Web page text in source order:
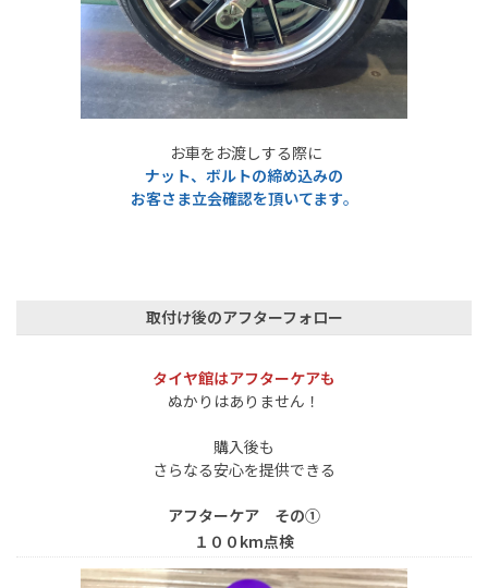
お車をお渡しする際に
ナット、ボルトの締め込みの
お客さま立会確認を頂いてます。
取付け後のアフターフォロー
タイヤ館はアフターケアも
ぬかりはありません！
購入後も
さらなる安心を提供できる
アフターケア その①
１００km点検